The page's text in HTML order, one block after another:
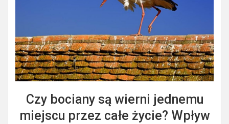
Czy bociany są wierni jednemu
miejscu przez całe życie? Wpływ